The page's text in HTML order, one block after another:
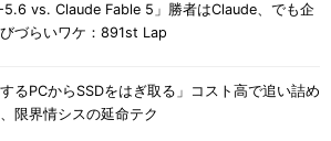
5.6 vs. Claude Fable 5」勝者はClaude、でも企
づらいワケ：891st Lap
するPCからSSDをはぎ取る」コスト高で追い詰め
限界情シスの延命テク